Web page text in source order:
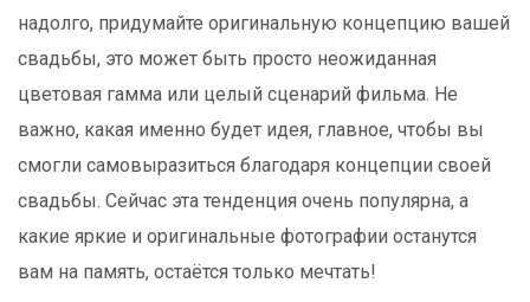
надолго, придумайте оригинальную концепцию вашей
свадьбы, это может быть просто неожиданная
цветовая гамма или целый сценарий фильма. Не
важно, какая именно будет идея, главное, чтобы вы
смогли самовыразиться благодаря концепции своей
свадьбы. Сейчас эта тенденция очень популярна, а
какие яркие и оригинальные фотографии останутся
вам на память, остаётся только мечтать!